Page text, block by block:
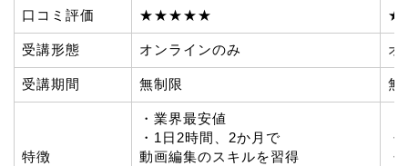
口コミ評価 ★★★★★
受講形態 オンラインのみ オ
受講期間 無制限 無
特徴
・業界最安値
・1日2時間、2か月で
動画編集のスキルを習得